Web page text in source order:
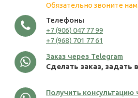
Обязательно звоните
Телефоны
+7 (906) 047 77 99
+7 (968) 701 77 61
Заказ через Telegram
Сделать заказ, задать
Получить консультацию